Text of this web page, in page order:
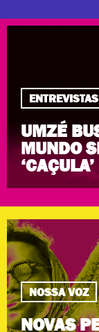
ENTREVISTAS
UMZÉ
MUNDO
‘CAÇULA’
NOSSA VOZ
NOVAS